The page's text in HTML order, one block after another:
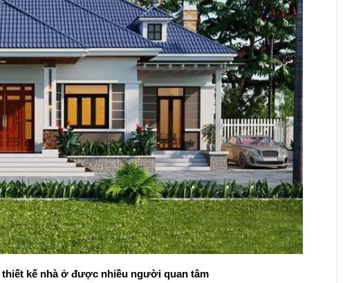
kế nhà ở được nhiều người quan tâm